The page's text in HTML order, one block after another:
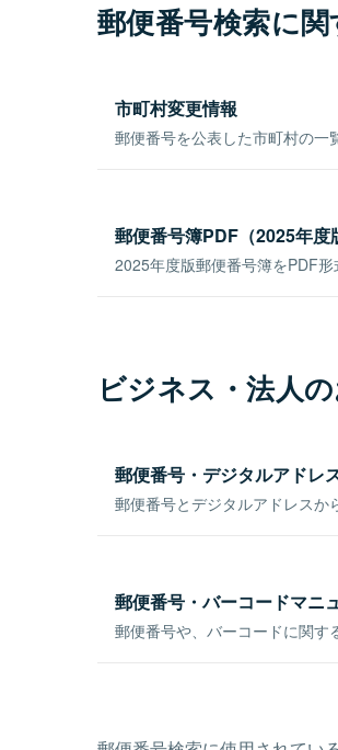
郵便番号検索に
市町村変更情報
郵便番号を公表した市町村の一
郵便番号簿PDF（2025年度
2025年度版郵便番号簿をPDF形
ビジネス・法人
郵便番号・デジタルアドレ
郵便番号とデジタルアドレスか
郵便番号・バーコードマニ
郵便番号や、バーコードに関す